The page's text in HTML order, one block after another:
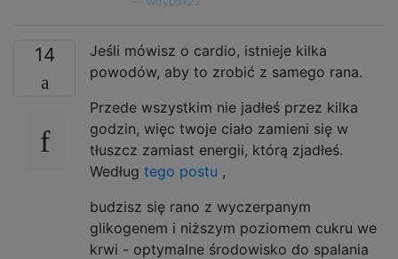
14
Jeśli mówisz o cardio, istnieje kilka
powodów, aby to zrobić z samego rana.
Przede wszystkim nie jadłeś przez kilka
godzin, więc twoje ciało zamieni się w
tłuszcz zamiast energii, którą zjadłeś.
Według tego postu ,
budzisz się rano z wyczerpanym
glikogenem i niższym poziomem cukru we
krwi - optymalne środowisko do spalania